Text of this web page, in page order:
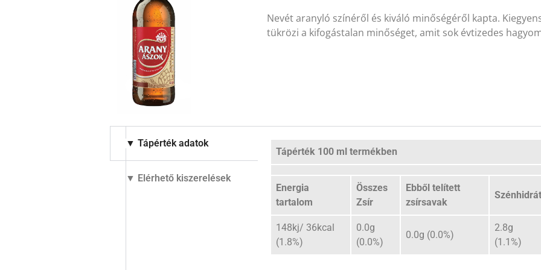
Nevét aranyló színéről és kiváló minőségéről kapta.
tükrözi a kifogástalan minőséget, amit sok évtizedes
▼ Tápérték adatok
▼ Elérhető kiszerelések
Tápérték 100 ml termékben
Energia
tartalom
Összes
Zsír
Ebből telített
zsírsavak
Szénhidrát
148kj/ 36kcal
(1.8%)
0.0g
(0.0%)
0.0g (0.0%)
2.8g
(1.1%)